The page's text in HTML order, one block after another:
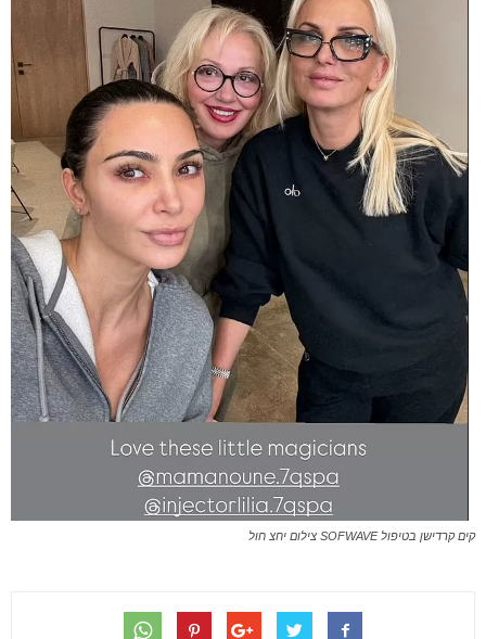
קים קרדישן בטיפול SOFWAVE צילום יחצ חול